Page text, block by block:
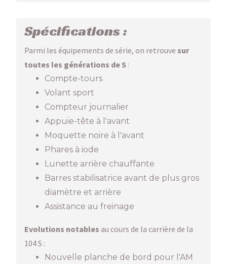
Spécifications :
Parmi les équipements de série, on retrouve sur
toutes les générations de S :
Compte-tours
Volant sport
Compteur journalier
Appuie-tête à l'avant
Moquette noire à l'avant
Phares à iode
Lunette arrière chauffante
Barres stabilisatrice avant de plus gros
diamètre et arrière
Assistance au freinage
Evolutions notables au cours de la carrière de la
104 S :
Nouvelle planche de bord pour l'AM